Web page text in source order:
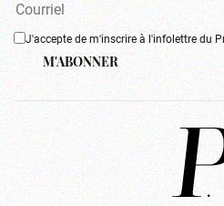
J'accepte de m'inscrire à l'infolettre du
M'ABONNER